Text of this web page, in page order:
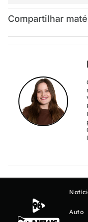
Compartilhar
Auto